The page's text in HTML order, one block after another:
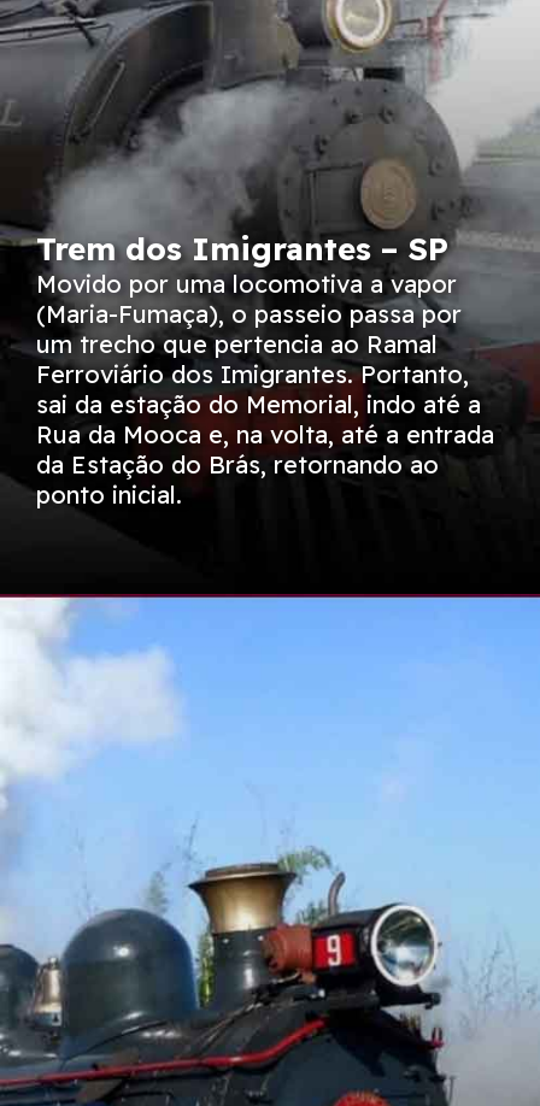
Trem dos Imigrantes – SP
Movido por uma locomotiva a vapor
(Maria-Fumaça), o passeio passa por
um trecho que pertencia ao Ramal
Ferroviário dos Imigrantes. Portanto,
sai da estação do Memorial, indo até a
Rua da Mooca e, na volta, até a entrada
da Estação do Brás, retornando ao
ponto inicial.